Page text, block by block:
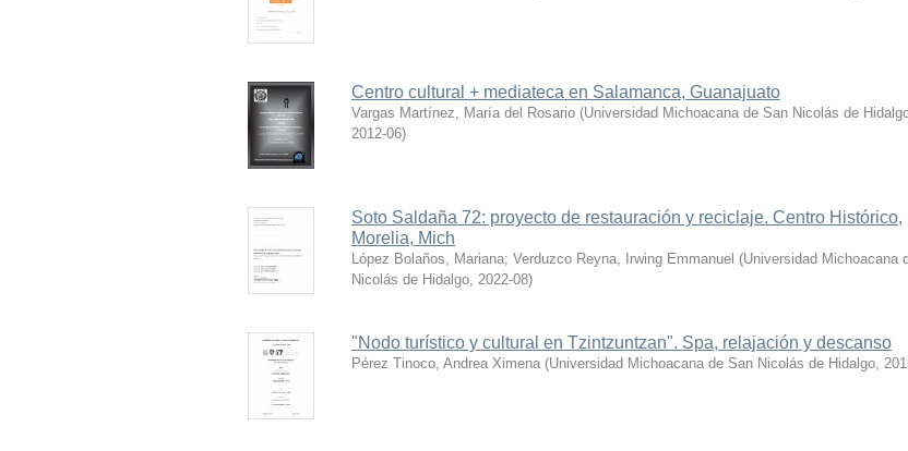
Centro cultural + mediateca en Salamanca, Guanajuato
Vargas Martínez, María del Rosario (Universidad Michoacana de San Nicolás de
2012-06)
Soto Saldaña 72: proyecto de restauración y reciclaje. Centro Histórico,
Morelia, Mich
López Bolaños, Mariana; Verduzco Reyna, Irwing Emmanuel (Universidad Michoacana
Nicolás de Hidalgo, 2022-08)
"Nodo turístico y cultural en Tzintzuntzan". Spa, relajación y descanso
Pérez Tinoco, Andrea Ximena (Universidad Michoacana de San Nicolás de Hidalgo,